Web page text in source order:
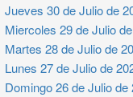
Jueves 30 de Julio de
Miercoles 29 de Julio
Martes 28 de Julio de
Lunes 27 de Julio de
Domingo 26 de Julio de